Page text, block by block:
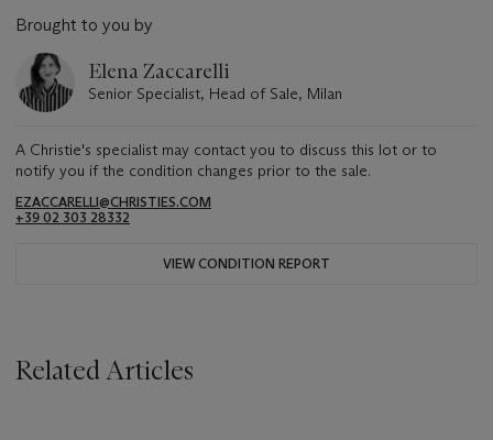
Brought to you by
Elena Zaccarelli
Senior Specialist, Head of Sale, Milan
A Christie's specialist may contact you to discuss this lot or to
notify you if the condition changes prior to the sale.
EZACCARELLI@CHRISTIES.COM
+39 02 303 28332
VIEW CONDITION REPORT
Related Articles